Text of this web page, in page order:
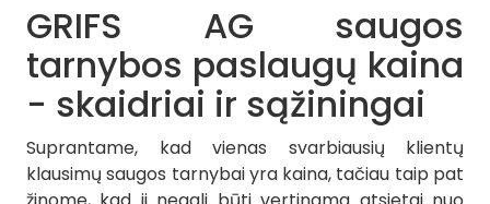
GRIFS AG saugos
tarnybos paslaugų kaina
- skaidriai ir sąžiningai
Suprantame, kad vienas svarbiausių klientų
klausimų saugos tarnybai yra kaina, tačiau taip pat